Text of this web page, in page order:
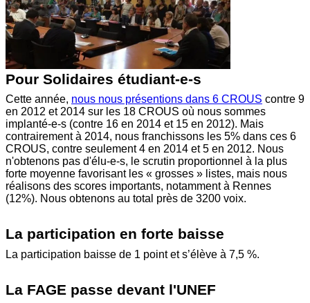
Pour Solidaires étudiant-e-s
Cette année, nous nous présentions dans 6 CROUS contre 9
en 2012 et 2014 sur les 18 CROUS où nous sommes
implanté-e-s (contre 16 en 2014 et 15 en 2012). Mais
contrairement à 2014, nous franchissons les 5% dans ces 6
CROUS, contre seulement 4 en 2014 et 5 en 2012. Nous
n'obtenons pas d'élu-e-s, le scrutin proportionnel à la plus
forte moyenne favorisant les « grosses » listes, mais nous
réalisons des scores importants, notamment à Rennes
(12%). Nous obtenons au total près de 3200 voix.
La participation en forte baisse
La participation baisse de 1 point et s’élève à 7,5 %.
La FAGE passe devant l'UNEF